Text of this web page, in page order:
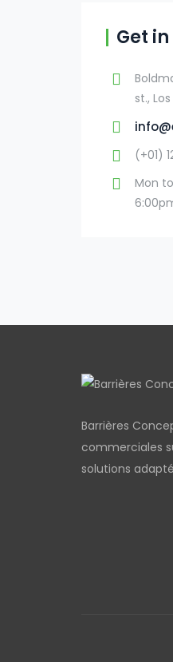
Get
st.,
(+01)
Mon
Barrières
commerciales
solutions